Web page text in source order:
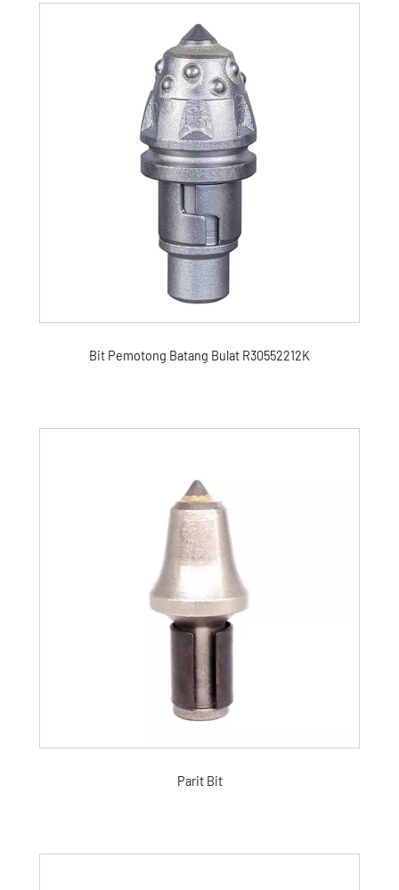
Bit Pemotong Batang Bulat R30552212K
Parit Bit